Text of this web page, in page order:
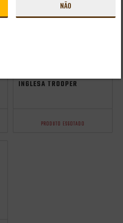
PACK 9 CERVEJAS
INGLESA TROOPER
PRODUTO ESGOTADO
NÃO